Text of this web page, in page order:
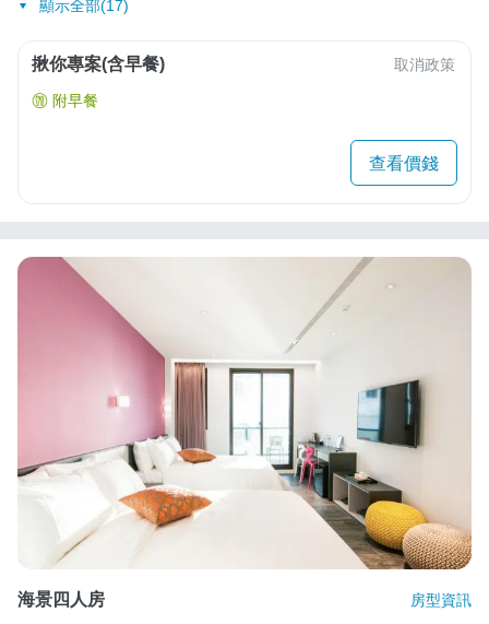
顯示全部(17)
揪你專案(含早餐) 取消政策
附早餐
查看價錢
海景四人房 房型資訊